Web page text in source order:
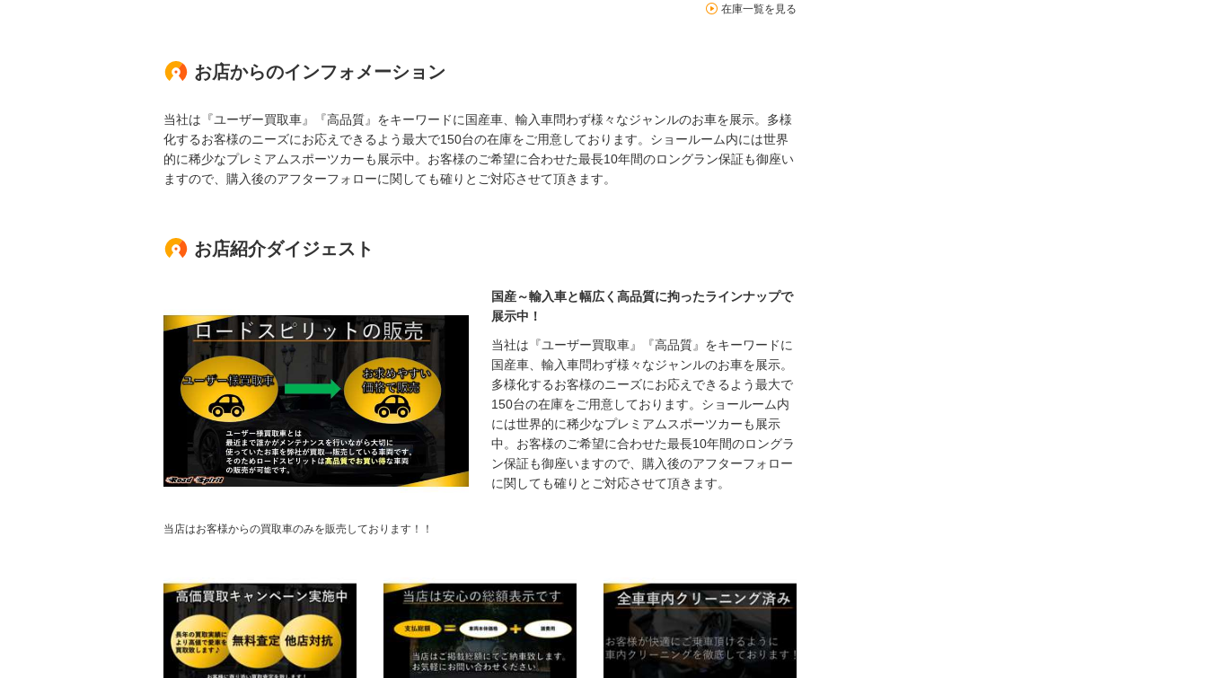
在庫一覧を見る
お店からのインフォメーション
当社は『ユーザー買取車』『高品質』をキーワードに国産車、輸入車問わず様々なジャンルのお車を展示。多様
化するお客様のニーズにお応えできるよう最大で150台の在庫をご用意しております。ショールーム内には世界
的に稀少なプレミアムスポーツカーも展示中。お客様のご希望に合わせた最長10年間のロングラン保証も御座い
ますので、購入後のアフターフォローに関しても確りとご対応させて頂きます。
お店紹介ダイジェスト
当店はお客様からの買取車のみを販売しております！！
国産～輸入車と幅広く高品質に拘ったラインナップで
展示中！
当社は『ユーザー買取車』『高品質』をキーワードに
国産車、輸入車問わず様々なジャンルのお車を展示。
多様化するお客様のニーズにお応えできるよう最大で
150台の在庫をご用意しております。ショールーム内
には世界的に稀少なプレミアムスポーツカーも展示
中。お客様のご希望に合わせた最長10年間のロングラ
ン保証も御座いますので、購入後のアフターフォロー
に関しても確りとご対応させて頂きます。